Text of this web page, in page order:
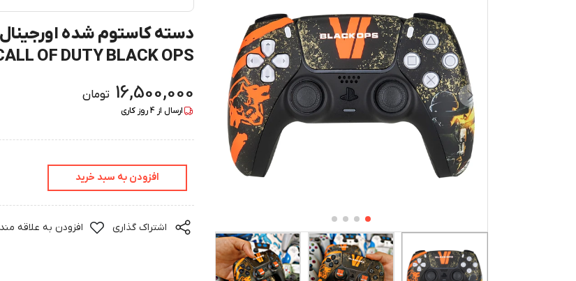
OF DUTY BLACK OPS
16,500,000 تومان
ارسال از 4روز کاری
افزودن به سبد خرید
اشتراک گذاری افزودن به علاقه